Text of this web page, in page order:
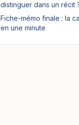
distinguer dans un récit
Fiche-mémo finale : la
en une minute